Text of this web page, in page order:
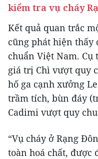
kiểm tra vụ cháy
Kết quả quan trắc
cũng phát hiện
chuẩn Việt Nam. Cụ
giá trị Chì vượt quy
hố ga cạnh xưởng
trầm tích, bùn đáy
Cadimi vượt quy
“Vụ cháy ở Rạng
toàn hoá chất, được